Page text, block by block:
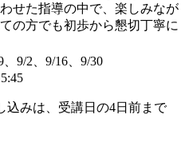
せた指導の中で、楽しみなが
の方でも初歩から懇切丁寧に
、9/2、9/16、9/30
込みは、受講日の4日前まで